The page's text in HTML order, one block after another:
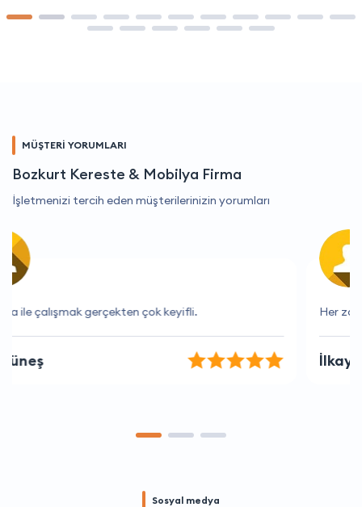
MÜŞTERİ YORUMLARI
Bozkurt Kereste & Mobilya Firma
İşletmenizi tercih eden müşterilerinizin yorumları
Her zaman bana yardımcı oluyorlar, çok teşekkürler.
İlkay Yavuz
Sosyal medya